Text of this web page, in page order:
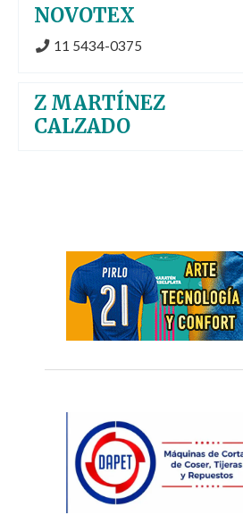
NOVOTEX
11 5434-0375
Z MARTÍNEZ
CALZADO